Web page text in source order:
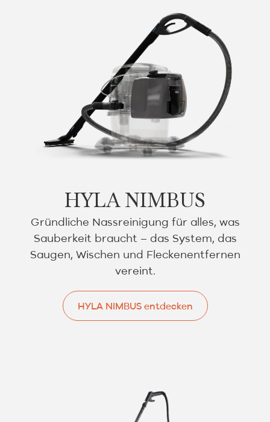
HYLA NIMBUS
Gründliche Nassreinigung für alles, was
Sauberkeit braucht – das System, das
Saugen, Wischen und Fleckenentfernen
vereint.
HYLA NIMBUS entdecken